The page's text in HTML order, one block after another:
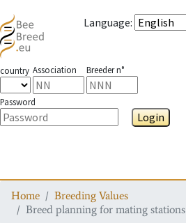
Language:
country Association Breeder n°
Password
Login
Home
Breeding Values
Breed planning for mating stations